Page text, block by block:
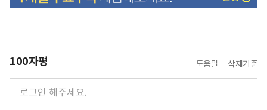
100자평 도움말 삭제기준